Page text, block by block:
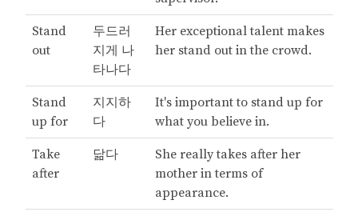
Stand
out
두드러
지게 나
타나다
Her exceptional talent makes
her stand out in the crowd.
Stand
up for
지지하
다
It's important to stand up for
what you believe in.
Take
after
닮다
She really takes after her
mother in terms of
appearance.